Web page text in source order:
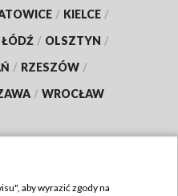
/ KIELCE /
ŁÓDŹ / OLSZTYN /
/ RZESZÓW /
/ WROCŁAW
aby wyrazić zgody na